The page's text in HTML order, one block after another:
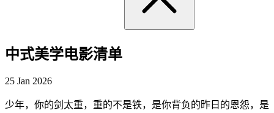
中式美学电影清单
25 Jan 2026
少年，你的剑太重，重的不是铁，是你背负的昨日的恩怨，是